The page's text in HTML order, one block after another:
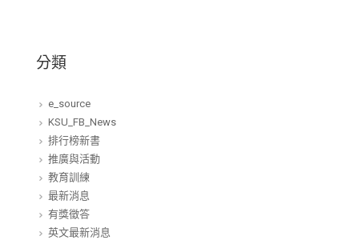
分類
e_source
KSU_FB_News
排行榜新書
推廣與活動
教育訓練
最新消息
有獎徵答
英文最新消息